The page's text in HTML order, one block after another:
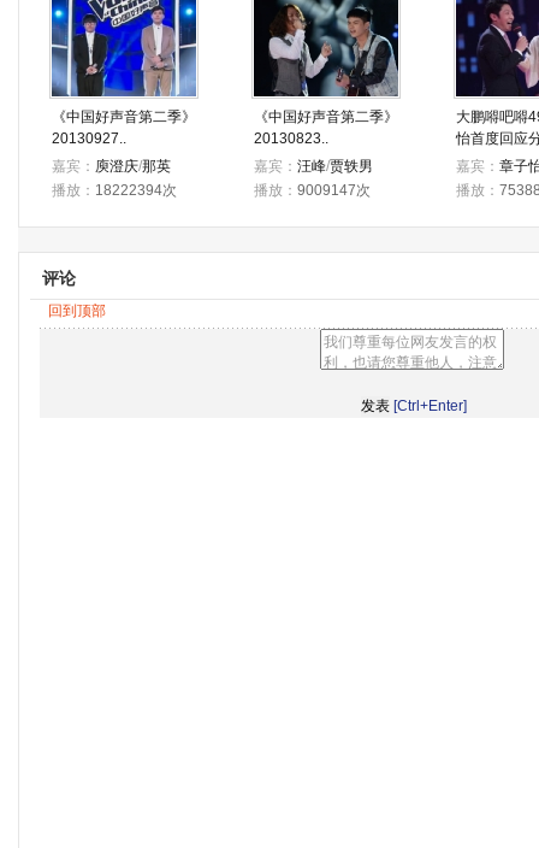
《中国好声音第二季》
20130927..
嘉宾： 庾澄庆/那英
播放： 18222394次
《中国好声音第二季》
20130823..
嘉宾： 汪峰/贾轶男
播放： 9009147次
大鹏嘚吧嘚
怡首度回应
嘉宾： 章子
播放：
评论
回到顶部
[Ctrl+Enter]